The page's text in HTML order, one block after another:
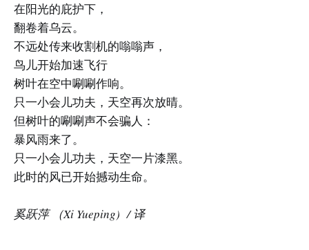
在阳光的庇护下，
翻卷着乌云。
不远处传来收割机的嗡嗡声，
鸟儿开始加速飞行
树叶在空中唰唰作响。
只一小会儿功夫，天空再次放晴。
但树叶的唰唰声不会骗人：
暴风雨来了。
只一小会儿功夫，天空一片漆黑。
此时的风已开始撼动生命。
奚跃萍 （Xi Yueping) / 译